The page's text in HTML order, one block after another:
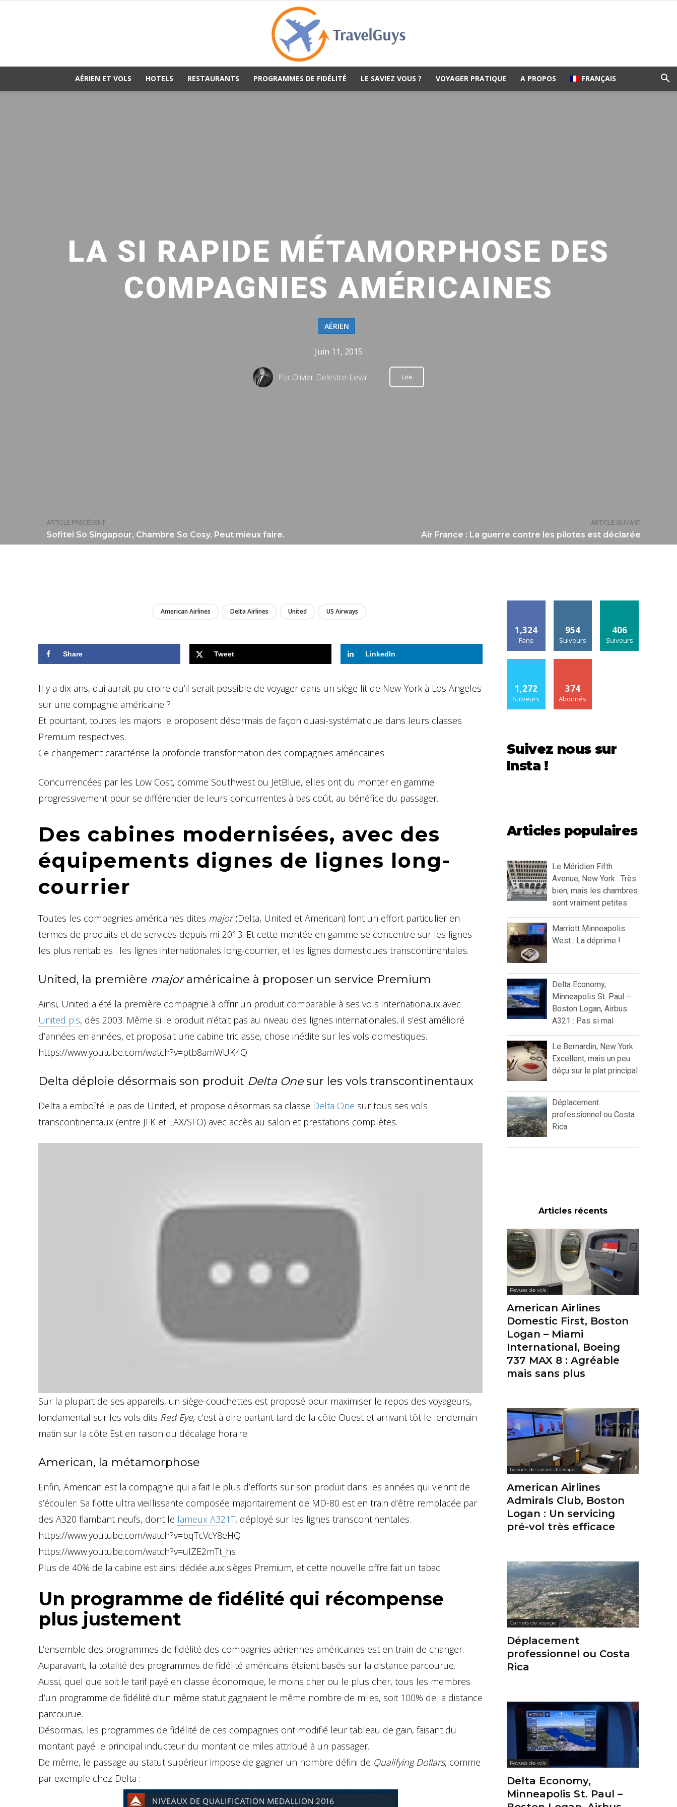
AÉRIEN ET VOLS HOTELS RESTAURANTS PROGRAMMES DE FIDÉLITÉ LE SAVIEZ VOUS ? VOYAGER PRATIQUE A PROPOS FRANÇAIS
ARTICLE PRÉCÉDENT
Sofitel So Singapour, Chambre So Cosy. Peut mieux faire.
ARTICLE SUIVANT
Air France : La guerre contre les pilotes est déclarée
LA SI RAPIDE MÉTAMORPHOSE DES
COMPAGNIES AMÉRICAINES
AÉRIEN
Juin 11, 2015
ParOlivier Delestre-Levai Lire
American Airlines Delta Airlines United US Airways
Share Tweet LinkedIn
Il y a dix ans, qui aurait pu croire qu’il serait possible de voyager dans un siège lit de New-York à Los Angeles
sur une compagnie américaine ?
Et pourtant, toutes les majors le proposent désormais de façon quasi-systématique dans leurs classes
Premium respectives.
Ce changement caractérise la profonde transformation des compagnies américaines.
Concurrencées par les Low Cost, comme Southwest ou JetBlue, elles ont du monter en gamme
progressivement pour se différencier de leurs concurrentes à bas coût, au bénéfice du passager.
Des cabines modernisées, avec des
équipements dignes de lignes long-
courrier
Toutes les compagnies américaines dites major(Delta, United et American) font un effort particulier en
termes de produits et de services depuis mi-2013. Et cette montée en gamme se concentre sur les lignes
les plus rentables : les lignes internationales long-courrier, et les lignes domestiques transcontinentales.
United, la première majoraméricaine à proposer un service Premium
Ainsi, United a été la première compagnie à offrir un produit comparable à ses vols internationaux avec
United p.s, dès 2003. Même si le produit n’était pas au niveau des lignes internationales, il s’est amélioré
d’années en années, et proposait une cabine triclasse, chose inédite sur les vols domestiques.
https://www.youtube.com/watch?v=ptb8amWUK4Q
Delta déploie désormais son produit Delta Onesur les vols transcontinentaux
Delta a emboîté le pas de United, et propose désormais sa classe Delta One sur tous ses vols
transcontinentaux (entre JFK et LAX/SFO) avec accès au salon et prestations complètes.
Sur la plupart de ses appareils, un siège-couchettes est proposé pour maximiser le repos des voyageurs,
fondamental sur les vols dits Red Eye, c’est à dire partant tard de la côte Ouest et arrivant tôt le lendemain
matin sur la côte Est en raison du décalage horaire.
American, la métamorphose
Enfin, American est la compagnie qui a fait le plus d’efforts sur son produit dans les années qui viennt de
s’écouler. Sa flotte ultra vieillissante composée majoritairement de MD-80 est en train d’être remplacée par
des A320 flambant neufs, dont le fameux A321T, déployé sur les lignes transcontinentales.
https://www.youtube.com/watch?v=bqTcVcY8eHQ
https://www.youtube.com/watch?v=ulZE2mTt_hs
Plus de 40% de la cabine est ainsi dédiée aux sièges Premium, et cette nouvelle offre fait un tabac.
Un programme de fidélité qui récompense
plus justement
L’ensemble des programmes de fidélité des compagnies aériennes américaines est en train de changer.
Auparavant, la totalité des programmes de fidélité américains étaient basés sur la distance parcourue.
Aussi, quel que soit le tarif payé en classe économique, le moins cher ou le plus cher, tous les membres
d’un programme de fidélité d’un même statut gagnaient le même nombre de miles, soit 100% de la distance
parcourue.
Désormais, les programmes de fidélité de ces compagnies ont modifié leur tableau de gain, faisant du
montant payé le principal inducteur du montant de miles attribué à un passager.
De même, le passage au statut supérieur impose de gagner un nombre défini de Qualifying Dollars, comme
par exemple chez Delta :
1,324
Fans
954
Suiveurs
406
Suiveurs
1,272
Suiveurs
374
Abonnés
Suivez nous sur
Insta !
Articles populaires
Le Méridien Fifth
Avenue, New York : Très
bien, mais les chambres
sont vraiment petites
Marriott Minneapolis
West : La déprime !
Delta Economy,
Minneapolis St. Paul –
Boston Logan, Airbus
A321 : Pas si mal
Le Bernardin, New York :
Excellent, mais un peu
déçu sur le plat principal
Déplacement
professionnel ou Costa
Rica
Articles récents
Revues de vols
American Airlines
Domestic First, Boston
Logan – Miami
International, Boeing
737 MAX 8 : Agréable
mais sans plus
Revues de salons d'aéroport
American Airlines
Admirals Club, Boston
Logan : Un servicing
pré-vol très efficace
Carnets de voyage
Déplacement
professionnel ou Costa
Rica
Revues de vols
Delta Economy,
Minneapolis St. Paul –